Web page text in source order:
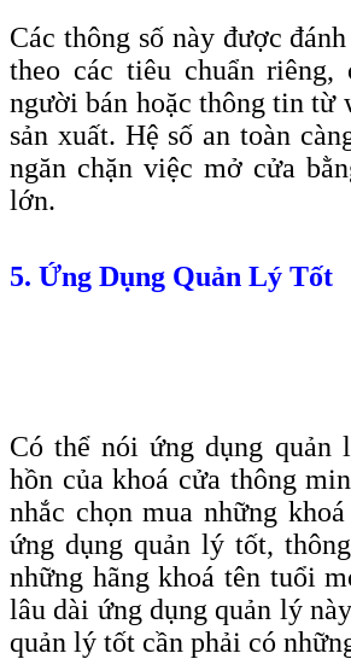
Các thông số này được
theo các tiêu chuẩn riêng,
người bán hoặc thông tin từ
sản xuất. Hệ số an toàn
ngăn chặn việc mở cửa
lớn.
5. Ứng Dụng Quản Lý Tốt
Có thể nói ứng dụng
hồn của khoá cửa thông
nhắc chọn mua những
ứng dụng quản lý tốt,
những hãng khoá tên tuổi
lâu dài ứng dụng quản lý
quản lý tốt cần phải có